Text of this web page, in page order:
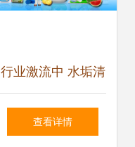
行业激流中 水垢清
洗剂厂家以“细
查看详情